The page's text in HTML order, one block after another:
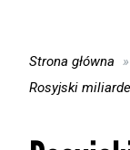
Strona główna
Rosyjski